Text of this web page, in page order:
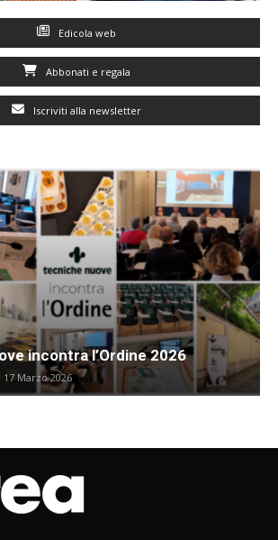
Edicola web
Abbonati e regala
Iscriviti alla newsletter
incontra l’Ordine 2026
17 Marzo 2026